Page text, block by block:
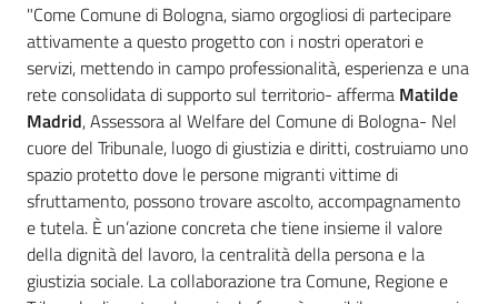
"Come Comune di Bologna, siamo orgogliosi di partecipare
attivamente a questo progetto con i nostri operatori e
servizi, mettendo in campo professionalità, esperienza e una
rete consolidata di supporto sul territorio- afferma Matilde
Madrid, Assessora al Welfare del Comune di Bologna- Nel
cuore del Tribunale, luogo di giustizia e diritti, costruiamo uno
spazio protetto dove le persone migranti vittime di
sfruttamento, possono trovare ascolto, accompagnamento
e tutela. È un’azione concreta che tiene insieme il valore
della dignità del lavoro, la centralità della persona e la
giustizia sociale. La collaborazione tra Comune, Regione e